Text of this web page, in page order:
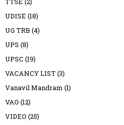
UDISE (18)
UG TRB (4)
UPS (8)
UPSC (19)
VACANCY LIST(3)
Vanavil Mandram (1)
VAO (12)
VIDEO (25)